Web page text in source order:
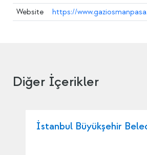
Website
https://
Diğer İçerikler
İstanbul Büyükşehir